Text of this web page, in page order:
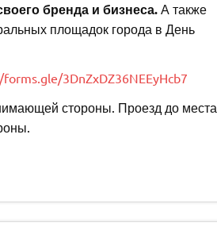
бренда и бизнеса.А также
площадок города в День
3DnZxDZ36NEEyHcb7
стороны. Проезд до места